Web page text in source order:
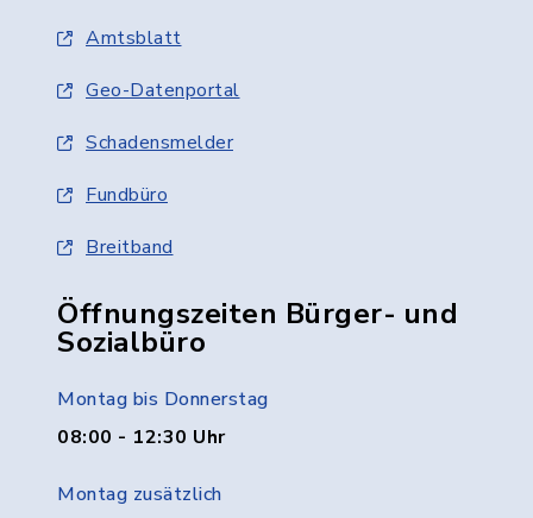
Amtsblatt
Geo-Datenportal
Schadensmelder
Fundbüro
Breitband
Öffnungszeiten Bürger- und
Sozialbüro
Montag bis Donnerstag
08:00 - 12:30 Uhr
Montag zusätzlich